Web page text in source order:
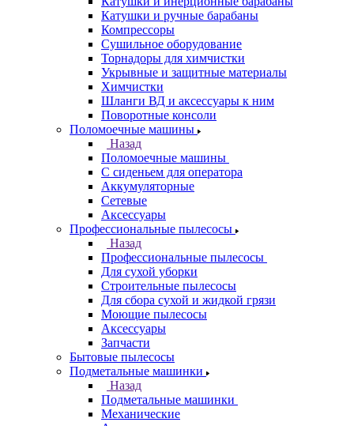
Катушки и ручные барабаны
Компрессоры
Сушильное оборудование
Торнадоры для химчистки
Укрывные и защитные материалы
Химчистки
Шланги ВД и аксессуары к ним
Поворотные консоли
Поломоечные машины
Назад
Поломоечные машины
С сиденьем для оператора
Аккумуляторные
Сетевые
Аксессуары
Профессиональные пылесосы
Назад
Профессиональные пылесосы
Для сухой уборки
Строительные пылесосы
Для сбора сухой и жидкой грязи
Моющие пылесосы
Аксессуары
Запчасти
Бытовые пылесосы
Подметальные машинки
Назад
Подметальные машинки
Механические